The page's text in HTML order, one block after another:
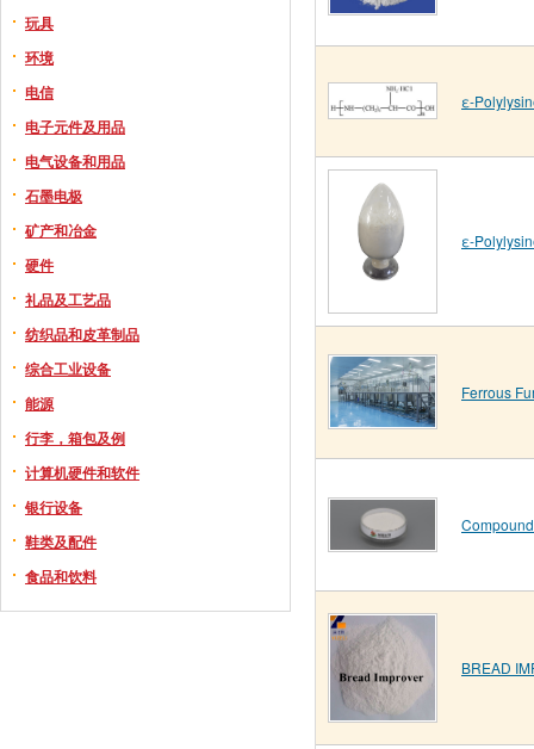
玩具
环境
电信
电子元件及用品
电气设备和用品
石墨电极
矿产和冶金
硬件
礼品及工艺品
纺织品和皮革制品
综合工业设备
能源
行李，箱包及例
计算机硬件和软件
银行设备
鞋类及配件
食品和饮料
ε-
ε-
Ferrous
BREAD